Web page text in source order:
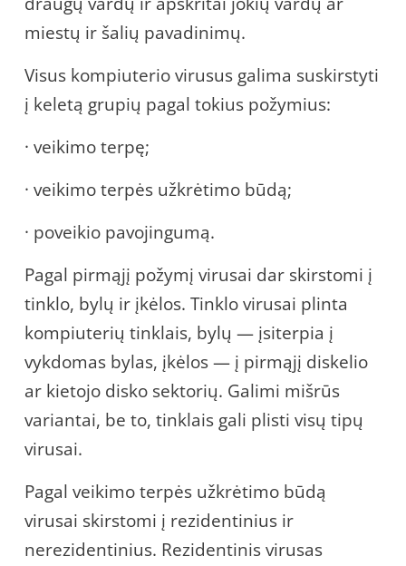
miestų ir šalių pavadinimų.
Visus kompiuterio virusus galima suskirstyti
į keletą grupių pagal tokius požymius:
· veikimo terpę;
· veikimo terpės užkrėtimo būdą;
· poveikio pavojingumą.
Pagal pirmąjį požymį virusai dar skirstomi į
tinklo, bylų ir įkėlos. Tinklo virusai plinta
kompiuterių tinklais, bylų — įsiterpia į
vykdomas bylas, įkėlos — į pirmąjį diskelio
ar kietojo disko sektorių. Galimi mišrūs
variantai, be to, tinklais gali plisti visų tipų
virusai.
Pagal veikimo terpės užkrėtimo būdą
virusai skirstomi į rezidentinius ir
nerezidentinius. Rezidentinis virusas